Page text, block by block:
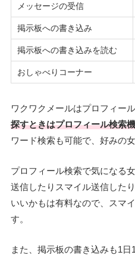
メッセージの受信
掲示板への書き込み
掲示板への書き込みを読む
おしゃべりコーナー
ワクワクメールはプロフィー
探すときはプロフィール検索
ワード検索も可能で、好みの
プロフィール検索で気になる
送信したりスマイル送信した
いいかもは有料なので、スマ
す。
また、掲示板の書き込みも1